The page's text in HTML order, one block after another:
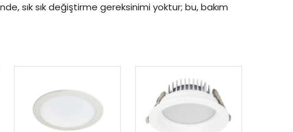
sık sık değiştirme gereksinimi yoktur; bu, bakım